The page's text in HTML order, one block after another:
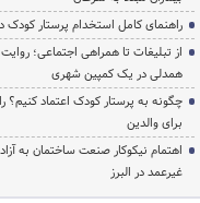
راهنمای کامل استخدام پرستار کودک
از تبلیغات تا همراهی اجتماعی؛ روایت
همدلی در یک کمپین شهری
چگونه به پرستار کودک اعتماد کنیم؟
برای والدین
اهتمام نیکوکار صنعت ساختمان به
غیرعمد در البرز